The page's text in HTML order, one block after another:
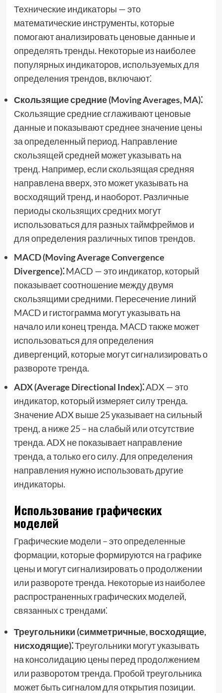
Технические индикаторы — это
математические инструменты, которые
помогают анализировать ценовые данные и
определять тренды. Некоторые из наиболее
популярных индикаторов, используемых для
определения трендов, включают⁚
Скользящие средние (Moving Averages, MA)⁚
Скользящие средние сглаживают ценовые
данные и показывают среднее значение цены
за определенный период. Направление
скользящей средней может указывать на
тренд. Например, если скользящая средняя
направлена вверх, это может указывать на
восходящий тренд, и наоборот. Различные
периоды скользящих средних могут
использоваться для разных таймфреймов и
для определения различных типов трендов.
MACD (Moving Average Convergence
Divergence)⁚MACD — это индикатор, который
показывает соотношение между двумя
скользящими средними. Пересечение линий
MACD и гистограмма могут указывать на
начало или конец тренда. MACD также может
использоваться для определения
дивергенций, которые могут сигнализировать о
развороте тренда.
ADX (Average Directional Index)⁚ADX — это
индикатор, который измеряет силу тренда.
Значение ADX выше 25 указывает на сильный
тренд, а ниже 25 – на слабый или отсутствие
тренда. ADX не показывает направление
тренда, а только его силу. Для определения
направления нужно использовать другие
индикаторы.
Использование графических
моделей
Графические модели – это определенные
формации, которые формируются на графике
цены и могут сигнализировать о продолжении
или развороте тренда. Некоторые из наиболее
распространенных графических моделей,
связанных с трендами⁚
Треугольники (симметричные, восходящие,
нисходящие)⁚Треугольники могут указывать
на консолидацию цены перед продолжением
или разворотом тренда. Пробой треугольника
может быть сигналом для открытия позиции.